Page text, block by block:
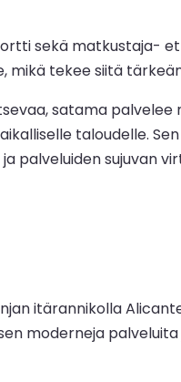
sekä matkustaja-
mikä tekee siitä
satama
taloudelle.
palveluiden sujuvan
itärannikolla
moderneja